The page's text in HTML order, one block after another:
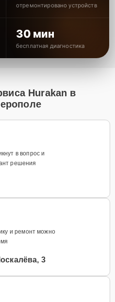
отремонтировано устройств
30 мин
бесплатная диагностика
Hurakan в
в вопрос и
решения
и ремонт можно
3